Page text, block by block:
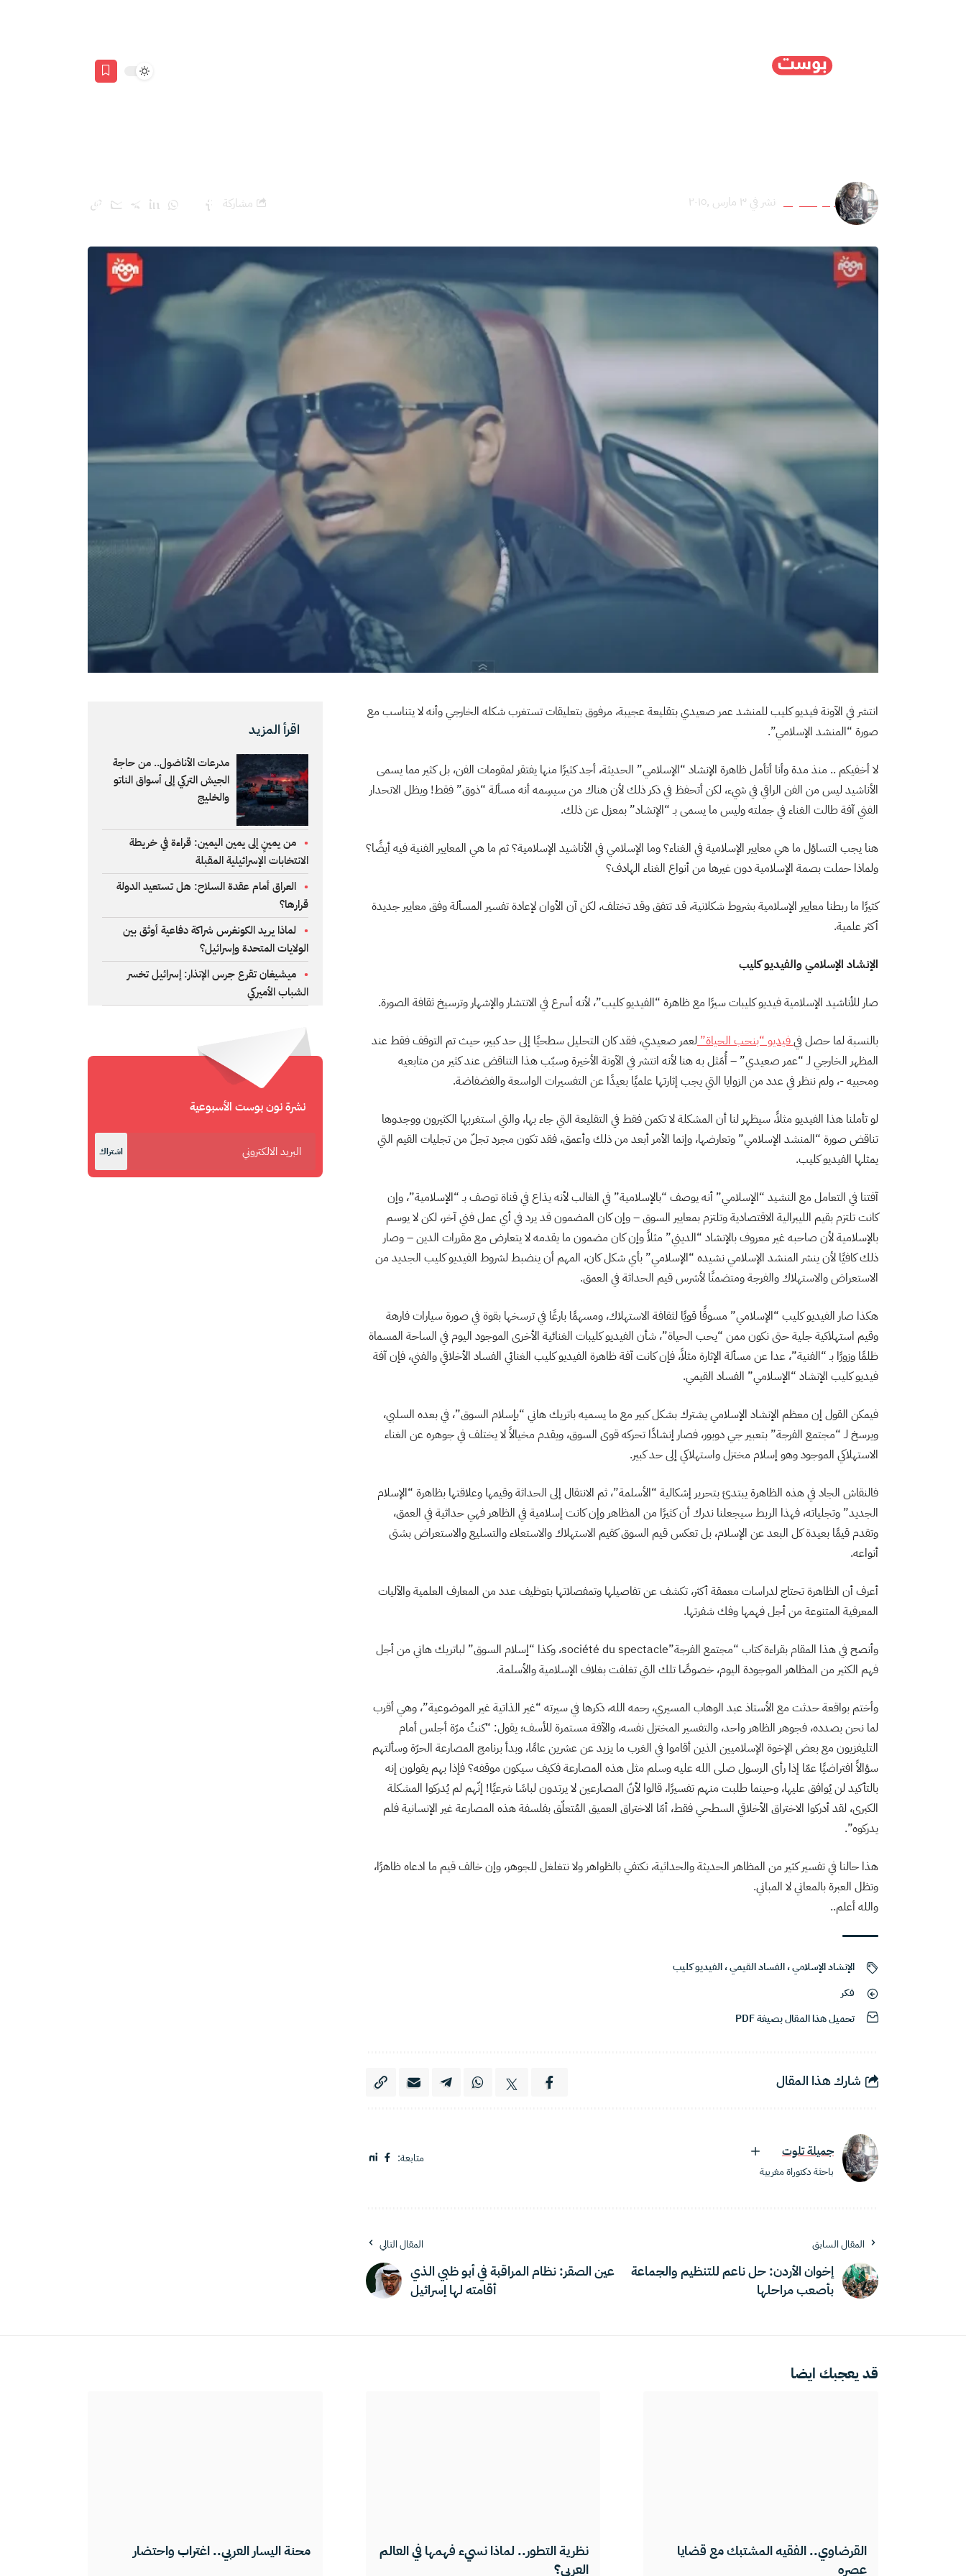
جميلة تلوت نشر في ٣ مارس ,٢٠١٥ مشاركة
انتشر في الآونة فيديو كليب للمنشد عمر صعيدي بتقليعة عجيبة، مرفوق بتعليقات تستغرب شكله الخارجي وأنه لا يتناسب مع
صورة “المنشد الإسلامي”.
لا أخفيكم .. منذ مدة وأنا أتأمل ظاهرة الإنشاد “الإسلامي” الحديثة، أجد كثيرًا منها يفتقر لمقومات الفن، بل كثير مما يسمى
الأناشيد ليس من الفن الراقي في شيء، لكن أتحفظ في ذكر ذلك لأن هناك من سيسِمه أنه مسألة “ذوق” فقط! ويظل الانحدار
الفني آفة طالت الغناء في جملته وليس ما يسمى بـ “الإنشاد” بمعزل عن ذلك.
هنا يجب التساؤل ما هي معايير الإسلامية في الغناء؟ وما الإسلامي في الأناشيد الإسلامية؟ ثم ما هي المعايير الفنية فيه أيضًا؟
ولماذا حملت بصمة الإسلامية دون غيرها من أنواع الغناء الهادف؟
كثيرًا ما ربطنا معايير الإسلامية بشروط شكلانية، قد تتفق وقد تختلف، لكن آن الأوان لإعادة تفسير المسألة وفق معايير جديدة
أكثر علمية.
الإنشاد الإسلامي والفيديو كليب
صار للأناشيد الإسلامية فيديو كليبات سيرًا مع ظاهرة “الفيديو كليب”، لأنه أسرع في الانتشار والإشهار وترسيخ ثقافة الصورة.
بالنسبة لما حصل فيفيديو “بنحب الحياة”لعمر صعيدي، فقد كان التحليل سطحيًا إلى حد كبير، حيث تم التوقف فقط عند
المظهر الخارجي لـ “عمر صعيدي” – أُمَثل به هنا لأنه انتشر في الآونة الأخيرة وسبّب هذا التناقض عند كثير من متابعيه
ومحبيه -، ولم ننظر في عدد من الزوايا التي يجب إثارتها علميًا بعيدًا عن التفسيرات الواسعة والفضفاضة.
لو تأملنا هذا الفيديو مثلاً، سيظهر لنا أن المشكلة لا تكمن فقط في التقليعة التي جاء بها، والتي استغربها الكثيرون ووجدوها
تناقض صورة “المنشد الإسلامي” وتعارضها، وإنما الأمر أبعد من ذلك وأعمق، فقد تكون مجرد تجلّ من تجليات القيم التي
يمثلها الفيديو كليب.
آفتنا في التعامل مع النشيد “الإسلامي” أنه يوصف “بالإسلامية” في الغالب لأنه يذاع في قناة توصف بـ “الإسلامية”، وإن
كانت تلتزم بقيم الليبرالية الاقتصادية وتلتزم بمعايير السوق – وإن كان المضمون قد يرد في أي عمل فني آخر، لكن لا يوسم
بالإسلامية لأن صاحبه غير معروف بالإنشاد “الديني” مثلاً وإن كان مضمون ما يقدمه لا يتعارض مع مقررات الدين – وصار
ذلك كافيًا لأن ينشر المنشد الإسلامي نشيده “الإسلامي” بأي شكل كان، المهم أن ينضبط لشروط الفيديو كليب الجديد من
الاستعراض والاستهلاك والفرجة ومتضمنًا لأشرس قيم الحداثة في العمق.
هكذا صار الفيديو كليب “الإسلامي” مسوقًا قويًا لثقافة الاستهلاك، ومسهمًا بارعًا في ترسخها بقوة في صورة سيارات فارهة
وقيم استهلاكية جلية حتى نكون ممن “يحب الحياة”، شأن الفيديو كليبات الغنائية الأخرى الموجود اليوم في الساحة المسماة
ظلمًا وزورًا بـ “الفنية”، عدا عن مسألة الإثارة مثلاً، فإن كانت آفة ظاهرة الفيديو كليب الغنائي الفساد الأخلاقي والفني، فإن آفة
فيديو كليب الإنشاد “الإسلامي” الفساد القيمي.
فيمكن القول إن معظم الإنشاد الإسلامي يشترك بشكل كبير مع ما يسميه باتريك هاني “بإسلام السوق”، في بعده السلبي،
ويرسخ لـ “مجتمع الفرجة” بتعبير جي دوبور، فصار إنشادًا تحركه قوى السوق، ويقدم مخيالاً لا يختلف في جوهره عن الغناء
الاستهلاكي الموجود وهو إسلام مختزل واستهلاكي إلى حد كبير.
فالنقاش الجاد في هذه الظاهرة يبتدئ بتحرير إشكالية “الأسلمة”، ثم الانتقال إلى الحداثة وقيمها وعلاقتها بظاهرة “الإسلام
الجديد” وتجلياته، فهذا الربط سيجعلنا ندرك أن كثيرًا من المظاهر وإن كانت إسلامية في الظاهر فهي حداثية في العمق،
وتقدم قيمًا بعيدة كل البعد عن الإسلام، بل تعكس قيم السوق كقيم الاستهلاك والاستعلاء والتسليع والاستعراض بشتى
أنواعه.
أعرف أن الظاهرة تحتاج لدراسات معمقة أكثر، تكشف عن تفاصيلها وتمفصلاتها بتوظيف عدد من المعارف العلمية والآليات
المعرفية المتنوعة من أجل فهمها وفك شفرتها.
وأنصح في هذا المقام بقراءة كتاب “مجتمع الفرجة”société du spectacle، وكذا “إسلام السوق” لباتريك هاني من أجل
فهم الكثير من المظاهر الموجودة اليوم، خصوصًا تلك التي تغلفت بغلاف الإسلامية والأسلمة.
وأختم بواقعة حدثت مع الأستاذ عبد الوهاب المسيري، رحمه الله، ذكرها في سيرته “غير الذاتية غير الموضوعية”، وهي أقرب
لما نحن بصدده، فجوهر الظاهر واحد، والتفسير المختزل نفسه، والآفة مستمرة للأسف؛ يقول: “كنتُ مرّة أجلس أمام
التليفزيون مع بعض الإخوة الإسلاميين الذين أقاموا في الغرب ما يزيد عن عشرين عامًا، وبدأ برنامج المصارعة الحرّة وسألتهم
سؤالاً افتراضيًا عمّا إذا رأى الرسول صلى الله عليه وسلم مثل هذه المصارعة فكيف سيكون موقفه؟ فإذا بهم يقولون إنه
بالتأكيد لن يُوافق عليها، وحينما طلبت منهم تفسيرًا، قالوا لأنّ المصارعين لا يرتدون لباسًا شرعيًا! إنّهم لم يُدركوا المشكلة
الكبرى، لقد أدركوا الاختراق الأخلاقي السطحي فقط، أمّا الاختراق العميق المُتعلّق بفلسفة هذه المصارعة غير الإنسانية فلم
يدركوه”.
هذا حالنا في تفسير كثير من المظاهر الحديثة والحداثية، نكتفي بالظواهر ولا نتغلغل للجوهر، وإن خالف قيم ما ادعاه ظاهرًا،
وتظل العبرة بالمعاني لا المباني.
والله أعلم..
الإنشاد الإسلامي،الفساد القيمي،الفيديو كليب
فكر
تحميل هذا المقال بصيغة PDF
شارك هذا المقال
جميلة تلوت
باحثة دكتوراة مغربية
متابعة:
المقال السابق
إخوان الأردن: حل ناعم للتنظيم والجماعة
بأصعب مراحلها
المقال التالي
عين الصقر: نظام المراقبة في أبو ظبي الذي
أقامته لها إسرائيل
اقرأ المزيد
مدرعات الأناضول.. من حاجة
الجيش التركي إلى أسواق الناتو
والخليج
من يمينٍ إلى يمين اليمين: قراءة في خريطة
الانتخابات الإسرائيلية المقبلة
العراق أمام عقدة السلاح: هل تستعيد الدولة
قرارها؟
لماذا يريد الكونغرس شراكة دفاعية أوثق بين
الولايات المتحدة وإسرائيل؟
ميشيغان تقرع جرس الإنذار: إسرائيل تخسر
الشباب الأميركي
نشرة نون بوست الأسبوعية
اشتراك
قد يعجبك ايضا
القرضاوي.. الفقيه المشتبك مع قضايا
عصره
نظرية التطور.. لماذا نسيء فهمها في العالم
العربي؟
محنة اليسار العربي.. اغتراب واحتضار